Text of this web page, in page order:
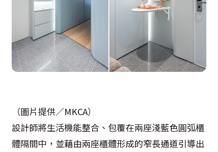
（圖片提供／MKCA）
設計師將生活機能整合、包覆在兩座淺藍色圓弧櫃
體隔間中，並藉由兩座櫃體形成的窄長通道引導出